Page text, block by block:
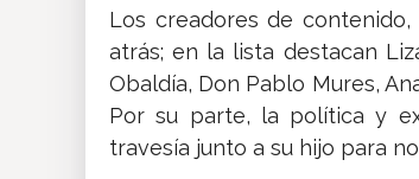
Los creadores de
atrás; en la lista destacan
Obaldía, Don Pablo Mures,
Por su parte, la política y
travesía junto a su hijo para